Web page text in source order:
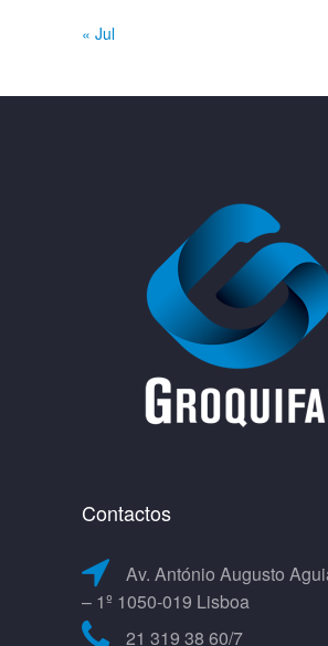
« Jul
Contactos
Av. António Augusto
– 1º 1050-019 Lisboa
21 319 38 60/7